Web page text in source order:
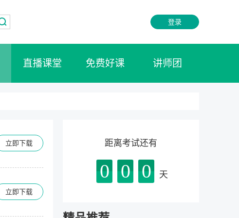
登录
直播课堂 免费好课 讲师团
立即下载
立即下载
距离考试还有
0 0 0 天